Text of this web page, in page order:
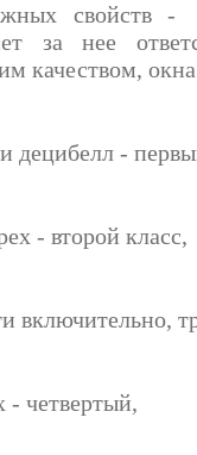
свойств -
за нее
качеством,
децибелл -
- второй класс,
включительно,
- четвертый,